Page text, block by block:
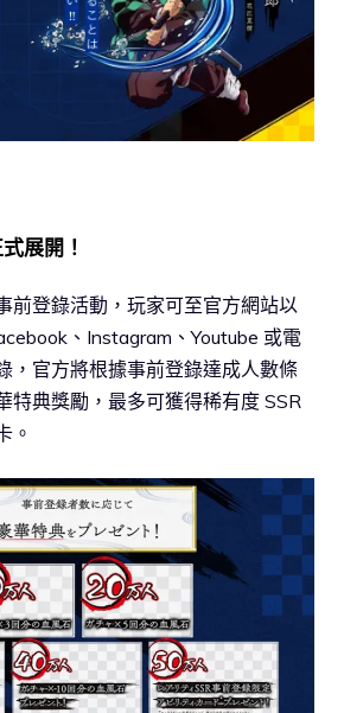
展開！
前登錄活動，玩家可至官方網站以
、Instagram、Youtube 或電
，官方將根據事前登錄達成人數條
特典獎勵，最多可獲得稀有度 SSR
。